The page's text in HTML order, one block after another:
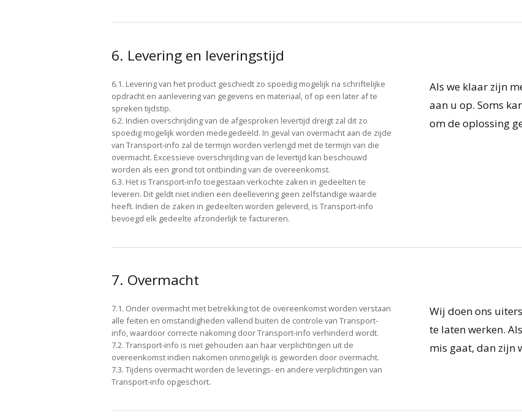
6. Levering en leveringstijd
6.1. Levering van het product geschiedt zo spoedig mogelijk na schriftelijke
opdracht en aanlevering van gegevens en materiaal, of op een later af te
spreken tijdstip.
6.2. Indien overschrijding van de afgesproken levertijd dreigt zal dit zo
spoedig mogelijk worden medegedeeld. In geval van overmacht aan de zijde
van Transport-info zal de termijn worden verlengd met de termijn van die
overmacht. Excessieve overschrijding van de levertijd kan beschouwd
worden als een grond tot ontbinding van de overeenkomst.
6.3. Het is Transport-info toegestaan verkochte zaken in gedeelten te
leveren. Dit geldt niet indien een deellevering geen zelfstandige waarde
heeft. Indien de zaken in gedeelten worden geleverd, is Transport-info
bevoegd elk gedeelte afzonderlijk te factureren.
Als we klaar zijn
aan u op. Soms
om de oplossing
7. Overmacht
7.1. Onder overmacht met betrekking tot de overeenkomst worden verstaan
alle feiten en omstandigheden vallend buiten de controle van Transport-
info, waardoor correcte nakoming door Transport-info verhinderd wordt.
7.2. Transport-info is niet gehouden aan haar verplichtingen uit de
overeenkomst indien nakomen onmogelijk is geworden door overmacht.
7.3. Tijdens overmacht worden de leverings- en andere verplichtingen van
Transport-info opgeschort.
Wij doen ons
te laten werken.
mis gaat, dan zijn